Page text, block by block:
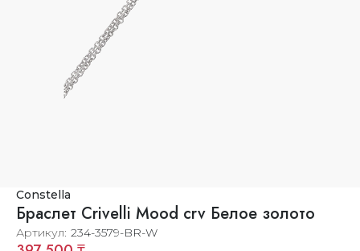
Constella
Браслет Crivelli Mood crv Белое золото
Артикул 234-3579-BR-W